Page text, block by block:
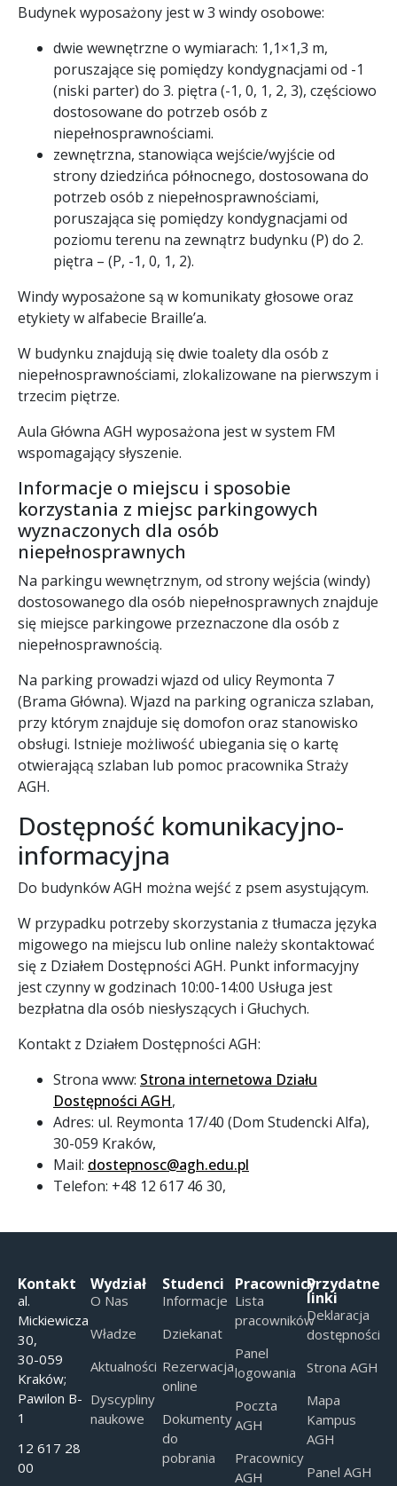
Budynek wyposażony jest w 3 windy osobowe:
dwie wewnętrzne o wymiarach: 1,1×1,3 m,
poruszające się pomiędzy kondygnacjami od -1
(niski parter) do 3. piętra (-1, 0, 1, 2, 3), częściowo
dostosowane do potrzeb osób z
niepełnosprawnościami.
zewnętrzna, stanowiąca wejście/wyjście od
strony dziedzińca północnego, dostosowana do
potrzeb osób z niepełnosprawnościami,
poruszająca się pomiędzy kondygnacjami od
poziomu terenu na zewnątrz budynku (P) do 2.
piętra – (P, -1, 0, 1, 2).
Windy wyposażone są w komunikaty głosowe oraz
etykiety w alfabecie Braille’a.
W budynku znajdują się dwie toalety dla osób z
niepełnosprawnościami, zlokalizowane na pierwszym i
trzecim piętrze.
Aula Główna AGH wyposażona jest w system FM
wspomagający słyszenie.
Informacje o miejscu i sposobie
korzystania z miejsc parkingowych
wyznaczonych dla osób
niepełnosprawnych
Na parkingu wewnętrznym, od strony wejścia (windy)
dostosowanego dla osób niepełnosprawnych znajduje
się miejsce parkingowe przeznaczone dla osób z
niepełnosprawnością.
Na parking prowadzi wjazd od ulicy Reymonta 7
(Brama Główna). Wjazd na parking ogranicza szlaban,
przy którym znajduje się domofon oraz stanowisko
obsługi. Istnieje możliwość ubiegania się o kartę
otwierającą szlaban lub pomoc pracownika Straży
AGH.
Dostępność komunikacyjno-
informacyjna
Do budynków AGH można wejść z psem asystującym.
W przypadku potrzeby skorzystania z tłumacza języka
migowego na miejscu lub online należy skontaktować
się z Działem Dostępności AGH. Punkt informacyjny
jest czynny w godzinach 10:00-14:00 Usługa jest
bezpłatna dla osób niesłyszących i Głuchych.
Kontakt z Działem Dostępności AGH:
Strona www: Strona internetowa Działu
Dostępności AGH,
Adres: ul. Reymonta 17/40 (Dom Studencki Alfa),
30-059 Kraków,
Mail: dostepnosc@agh.edu.pl
Telefon: +48 12 617 46 30,
Kontakt
al.
Mickiewicza
30,
30-059
Kraków;
Pawilon B-
1
12 617 28
00
Wydział
O Nas
Władze
Aktualności
Dyscypliny
naukowe
Studenci
Informacje
Dziekanat
Rezerwacja
online
Dokumenty
do
pobrania
Pracownicy
Lista
pracowników
Panel
logowania
Poczta
AGH
Pracownicy
AGH
Przydatne
linki
Deklaracja
dostępności
Strona AGH
Mapa
Kampus
AGH
Panel AGH